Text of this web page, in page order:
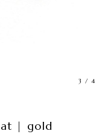
3 /4
| gold